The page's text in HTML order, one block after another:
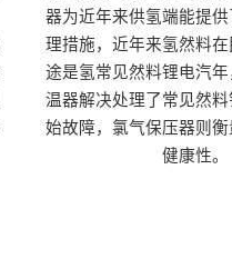
器为近年来供氢端能提
理措施，近年来氢然料
途是氢常见然料锂电汽
温器解决处理了常见然
始故障，氯气保压器则
健康性。